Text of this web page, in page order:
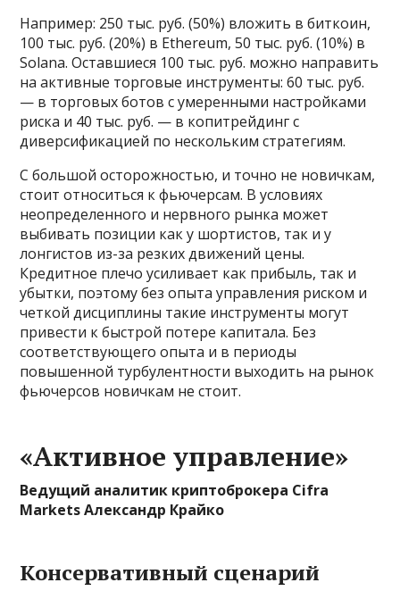
Например: 250 тыс. руб. (50%) вложить в биткоин,
100 тыс. руб. (20%) в Ethereum, 50 тыс. руб. (10%) в
Solana. Оставшиеся 100 тыс. руб. можно направить
на активные торговые инструменты: 60 тыс. руб.
— в торговых ботов с умеренными настройками
риска и 40 тыс. руб. — в копитрейдинг с
диверсификацией по нескольким стратегиям.
С большой осторожностью, и точно не новичкам,
стоит относиться к фьючерсам. В условиях
неопределенного и нервного рынка может
выбивать позиции как у шортистов, так и у
лонгистов из-за резких движений цены.
Кредитное плечо усиливает как прибыль, так и
убытки, поэтому без опыта управления риском и
четкой дисциплины такие инструменты могут
привести к быстрой потере капитала. Без
соответствующего опыта и в периоды
повышенной турбулентности выходить на рынок
фьючерсов новичкам не стоит.
«Активное управление»
Ведущий аналитик криптоброкера Cifra
Markets Александр Крайко
Консервативный сценарий